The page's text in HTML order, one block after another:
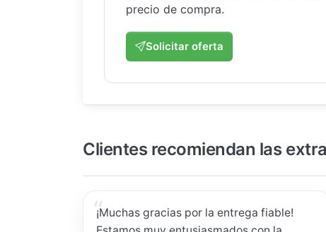
precio de compra.
Solicitar oferta
Clientes recomiendan las
¡Muchas gracias por la entrega fiable!